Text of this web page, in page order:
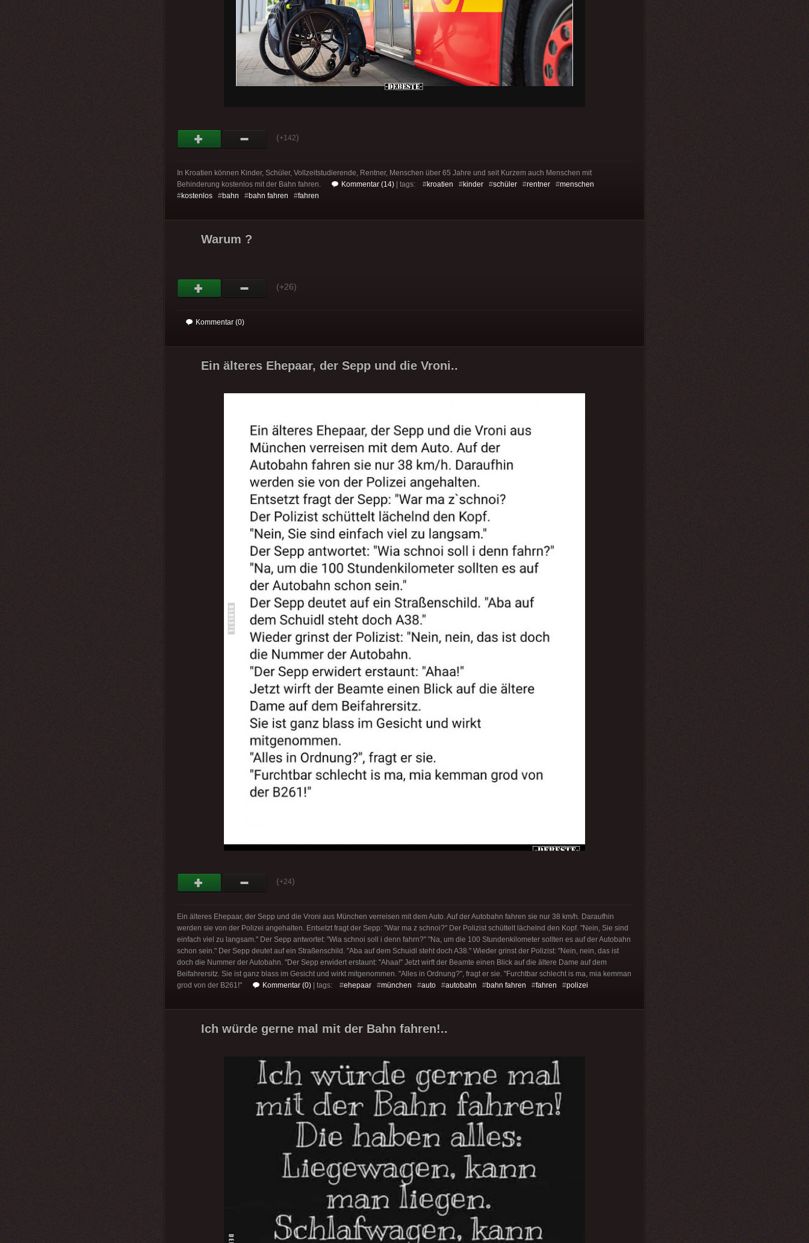
(+142)
In Kroatien können Kinder, Schüler, Vollzeitstudierende, Rentner, Menschen über 65 Jahre und seit Kurzem auch Menschen mit
Behinderung kostenlos mit der Bahn fahren.
Kommentar (14) | tags: #kroatien #kinder #schüler #rentner #menschen
#kostenlos #bahn #bahn fahren #fahren
Warum ?
(+26)
Kommentar (0)
Ein älteres Ehepaar, der Sepp und die Vroni..
(+24)
Ein älteres Ehepaar, der Sepp und die Vroni aus München verreisen mit dem Auto. Auf der Autobahn fahren sie nur 38 km/h. Daraufhin
werden sie von der Polizei angehalten. Entsetzt fragt der Sepp: "War ma z schnoi?" Der Polizist schüttelt lächelnd den Kopf. "Nein, Sie sind
einfach viel zu langsam." Der Sepp antwortet: "Wia schnoi soll i denn fahrn?" "Na, um die 100 Stundenkilometer sollten es auf der Autobahn
schon sein." Der Sepp deutet auf ein Straßenschild. "Aba auf dem Schuidl steht doch A38." Wieder grinst der Polizist: "Nein, nein, das ist
doch die Nummer der Autobahn. "Der Sepp erwidert erstaunt: "Ahaa!" Jetzt wirft der Beamte einen Blick auf die ältere Dame auf dem
Beifahrersitz. Sie ist ganz blass im Gesicht und wirkt mitgenommen. "Alles in Ordnung?", fragt er sie. "Furchtbar schlecht is ma, mia kemman
grod von der B261!"
Kommentar (0) | tags: #ehepaar #münchen #auto #autobahn #bahn fahren #fahren #polizei
Ich würde gerne mal mit der Bahn fahren!..